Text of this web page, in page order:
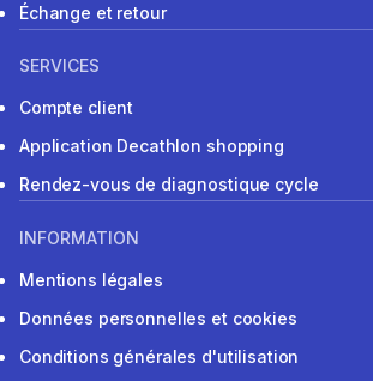
Échange et retour
SERVICES
Compte client
Application Decathlon shopping
Rendez-vous de diagnostique cycle
INFORMATION
Mentions légales
Données personnelles et cookies
Conditions générales d'utilisation